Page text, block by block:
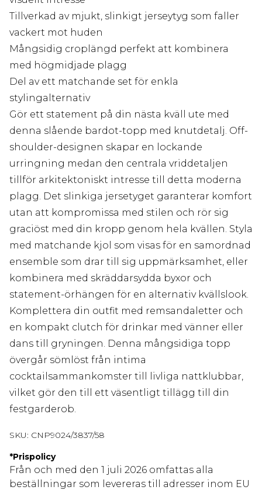
Tillverkad av mjukt, slinkigt jerseytyg som faller
vackert mot huden
Mångsidig croplängd perfekt att kombinera
med högmidjade plagg
Del av ett matchande set för enkla
stylingalternativ
Gör ett statement på din nästa kväll ute med
denna slående bardot-topp med knutdetalj. Off-
shoulder-designen skapar en lockande
urringning medan den centrala vriddetaljen
tillför arkitektoniskt intresse till detta moderna
plagg. Det slinkiga jersetyget garanterar komfort
utan att kompromissa med stilen och rör sig
graciöst med din kropp genom hela kvällen. Styla
med matchande kjol som visas för en samordnad
ensemble som drar till sig uppmärksamhet, eller
kombinera med skräddarsydda byxor och
statement-örhängen för en alternativ kvällslook.
Komplettera din outfit med remsandaletter och
en kompakt clutch för drinkar med vänner eller
dans till gryningen. Denna mångsidiga topp
övergår sömlöst från intima
cocktailsammankomster till livliga nattklubbar,
vilket gör den till ett väsentligt tillägg till din
festgarderob.
SKU: CNP9024/3837/58
*Prispolicy
Från och med den 1 juli 2026 omfattas alla
beställningar som levereras till adresser inom EU